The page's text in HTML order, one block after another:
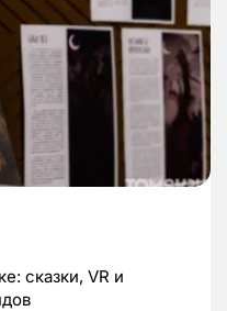
сказки, VR и